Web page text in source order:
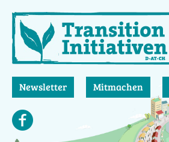
zum
Inhalt
Newsletter Mitmachen